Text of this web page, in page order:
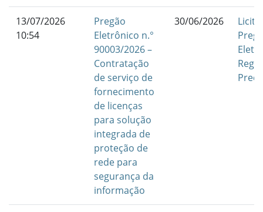
13/07/2026
10:54
Pregão
Eletrônico n.°
90003/2026 –
Contratação
de serviço de
fornecimento
de licenças
para solução
integrada de
proteção de
rede para
segurança da
informação
30/06/2026